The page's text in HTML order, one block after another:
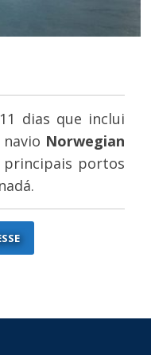
dias que inclui
navio Norwegian
principais portos